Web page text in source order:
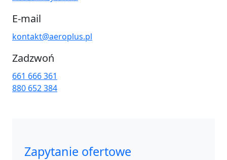
E-mail
kontakt@aeroplus.pl
Zadzwoń
661 666 361
880 652 384
Zapytanie ofertowe